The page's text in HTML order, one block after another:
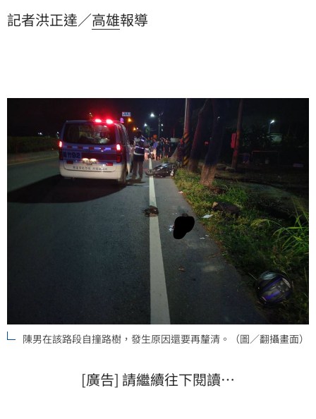
清。
記者洪正達／高雄報導
陳男在該路段自撞路樹，發生原因還要再釐清。（圖／翻攝畫面）
[廣告] 請繼續往下閱讀…